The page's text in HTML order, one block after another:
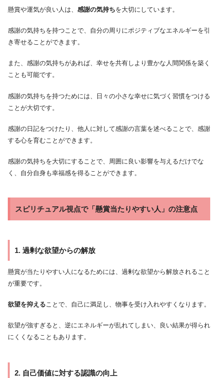
懸賞や運気が良い人は、 感謝の気持ちを大切にしています。
感謝の気持ちを持つことで、自分の周りにポジティブなエネルギーを引
き寄せることができます。
また、感謝の気持ちがあれば、幸せを共有しより豊かな人間関係を築く
ことも可能です。
感謝の気持ちを持つためには、日々の小さな幸せに気づく習慣をつける
ことが大切です。
感謝の日記をつけたり、他人に対して感謝の言葉を述べることで、感謝
する心を育むことができます。
感謝の気持ちを大切にすることで、周囲に良い影響を与えるだけでな
く、自分自身も幸福感を得ることができます。
スピリチュアル視点で「懸賞当たりやすい人」の注意点
1. 過剰な欲望からの解放
懸賞が当たりやすい人になるためには、過剰な欲望から解放されること
が重要です。
欲望を抑えることで、自己に満足し、物事を受け入れやすくなります。
欲望が強すぎると、逆にエネルギーが乱れてしまい、良い結果が得られ
にくくなることもあります。
2. 自己価値に対する認識の向上